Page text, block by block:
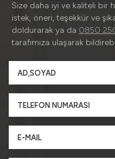
Size daha iyi ve kaliteli bir
istek, öneri, teşekkür ve
doldurarak ya da 0850
tarafımıza ulaşarak